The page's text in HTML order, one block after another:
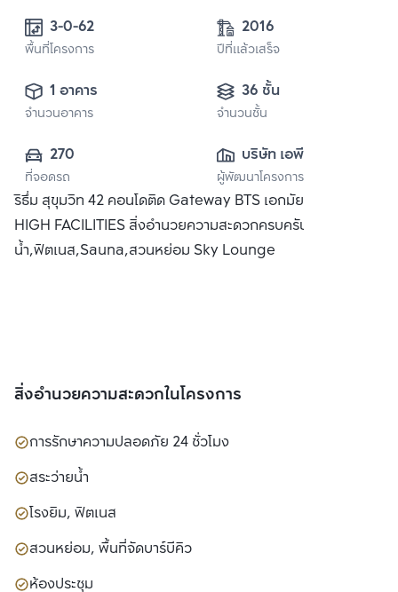
3-0-62
พื้นที่โครงการ
2016
ปีที่แล้วเสร็จ
1 อาคาร
จำนวนอาคาร
36 ชั้น
จำนวนชั้น
270
ที่จอดรถ
บริษัท เอพี (ไทย
แลนด์)
จำกัด(มหาชน)
ผู้พัฒนาโครงการ
ริธึ่ม สุขุมวิท 42 คอนโดติด Gateway BTS เอกมัย พร้อม SKY
HIGH FACILITIES สิ่งอำนวยความสะดวกครบครัน อาทิ สระว่าย
น้ำ,ฟิตเนส,Sauna,สวนหย่อม Sky Lounge
สิ่งอำนวยความสะดวกในโครงการ
การรักษาความปลอดภัย 24 ชั่วโมง
สระว่ายน้ำ
โรงยิม, ฟิตเนส
สวนหย่อม, พื้นที่จัดบาร์บีคิว
ห้องประชุม